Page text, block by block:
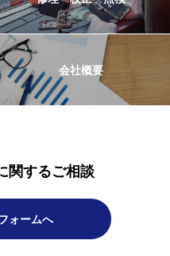
会社概要
関するご相談
ォームへ